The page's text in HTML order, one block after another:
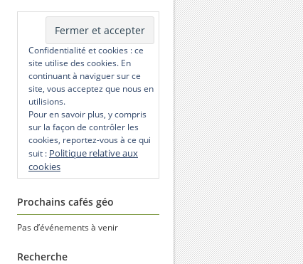
Confidentialité et cookies : ce
site utilise des cookies. En
continuant à naviguer sur ce
site, vous acceptez que nous en
utilisions.
Pour en savoir plus, y compris
sur la façon de contrôler les
cookies, reportez-vous à ce qui
suit : Politique relative aux
cookies
Prochains cafés géo
Pas d’événements à venir
Recherche